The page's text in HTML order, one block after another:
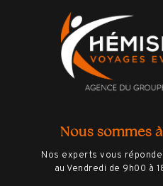
Questions, conseils, devis …
garantit un accompagnement
préparation de votre voyage.
écoute et à vos côté à chaque
séjour inoubliable !
Nous sommes
Nos experts vous
au Vendredi de 9h00 à